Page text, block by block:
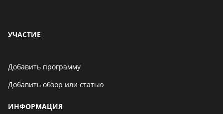
УЧАСТИЕ
Добавить программу
Добавить обзор или статью
ИНФОРМАЦИЯ